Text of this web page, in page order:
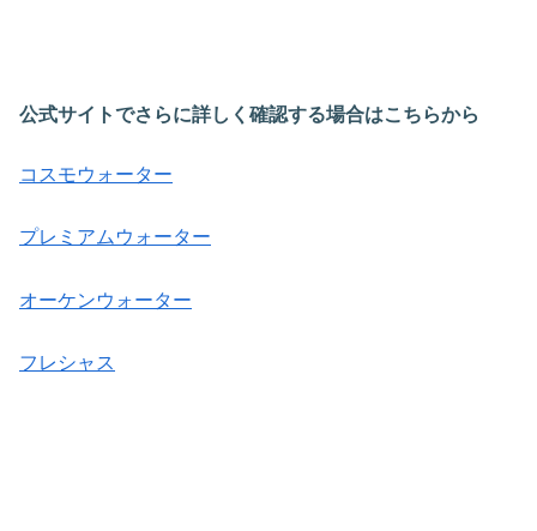
公式サイトでさらに詳しく確認する場合はこちらから
コスモウォーター
プレミアムウォーター
オーケンウォーター
フレシャス